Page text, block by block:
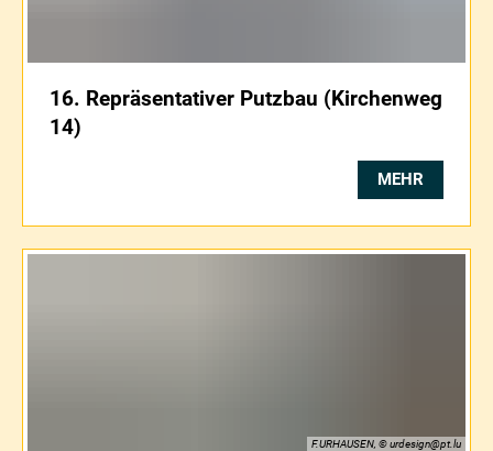
16. Repräsentativer Putzbau (Kirchenweg
14)
MEHR
F.URHAUSEN, © urdesign@pt.lu